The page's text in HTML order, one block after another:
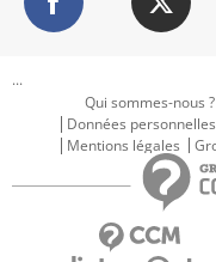
...
Qui sommes-nous ?
Données personnelles
Mentions légales